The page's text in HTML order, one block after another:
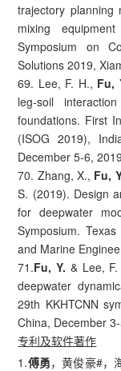
trajectory planning
mixing
Symposium on
Solutions 2019,
69. Lee, F. H., Fu,
leg-soil
foundations. First
(ISOG 2019),
December 5-6,
70. Zhang, X., Fu,
S. (2019). Design
for deepwater
Symposium.
and Marine
71.Fu, Y. & Lee,
deepwater
29th KKHTCNN
China, December
专利及软件著作
1.傅勇，黄俊豪#，